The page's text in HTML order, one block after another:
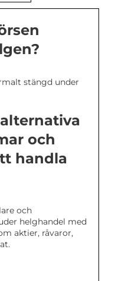
stängd under
och
handla
och
helghandel med
aktier, råvaror,